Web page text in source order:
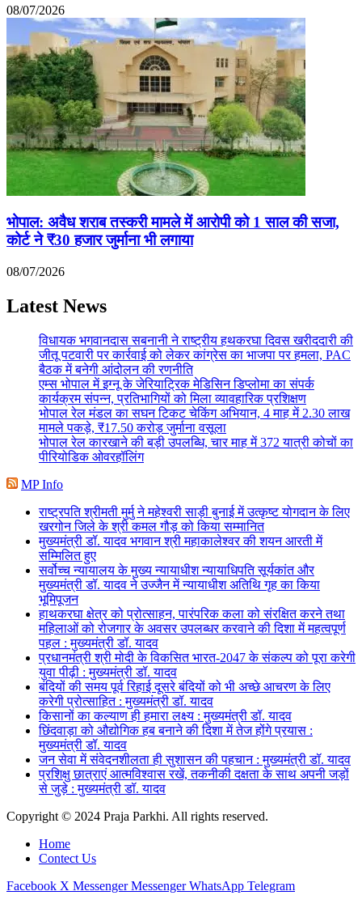
08/07/2026
भोपाल: अवैध शराब तस्करी मामले में आरोपी को 1 साल की सजा,
कोर्ट ने ₹30 हजार जुर्माना भी लगाया
08/07/2026
Latest News
विधायक भगवानदास सबनानी ने राष्ट्रीय हथकरघा दिवस खरीददारी की
जीतू पटवारी पर कार्रवाई को लेकर कांग्रेस का भाजपा पर हमला, PAC
बैठक में बनेगी आंदोलन की रणनीति
एम्स भोपाल में इग्नू के जेरियाट्रिक मेडिसिन डिप्लोमा का संपर्क
कार्यक्रम संपन्न, प्रतिभागियों को मिला व्यावहारिक प्रशिक्षण
भोपाल रेल मंडल का सघन टिकट चेकिंग अभियान, 4 माह में 2.30 लाख
मामले पकड़े, ₹17.50 करोड़ जुर्माना वसूला
भोपाल रेल कारखाने की बड़ी उपलब्धि, चार माह में 372 यात्री कोचों का
पीरियोडिक ओवरहॉलिंग
MP Info
राष्ट्रपति श्रीमती मुर्मु ने महेश्वरी साड़ी बुनाई में उत्कृष्ट योगदान के लिए
खरगोन जिले के श्री कमल गौड़ को किया सम्मानित
मुख्यमंत्री डॉ. यादव भगवान श्री महाकालेश्‍वर की शयन आरती में
सम्मिलित हुए
सर्वोच्च न्यायालय के मुख्‍य न्‍यायाधीश न्यायाधिपति सूर्यकांत और
मुख्यमंत्री डॉ. यादव ने उज्जैन में न्यायाधीश अतिथि गृह का किया
भूमिपूजन
हाथकरघा क्षेत्र को प्रोत्साहन, पारंपरिक कला को संरक्षित करने तथा
महिलाओं को रोजगार के अवसर उपलब्धर करवाने की दिशा में महत्वपूर्ण
पहल : मुख्यमंत्री डॉ. यादव
प्रधानमंत्री श्री मोदी के विकसित भारत-2047 के संकल्प को पूरा करेगी
युवा पीढ़ी : मुख्यमंत्री डॉ. यादव
बंदियों की समय पूर्व रिहाई दूसरे बंदियों को भी अच्छे आचरण के लिए
करेगी प्रोत्साहित : मुख्यमंत्री डॉ. यादव
किसानों का कल्याण ही हमारा लक्ष्य : मुख्यमंत्री डॉ. यादव
छिंदवाड़ा को औद्योगिक हब बनाने की दिशा में तेज होंगे प्रयास :
मुख्यमंत्री डॉ. यादव
जन सेवा में संवेदनशीलता ही सुशासन की पहचान : मुख्यमंत्री डॉ. यादव
प्रशिक्षु छात्राएं आत्मविश्वास रखें, तकनीकी दक्षता के साथ अपनी जड़ों
से जुड़े : मुख्यमंत्री डॉ. यादव
Copyright © 2024 Praja Parkhi. All rights reserved.
Home
Contect Us
Facebook X Messenger Messenger WhatsApp Telegram